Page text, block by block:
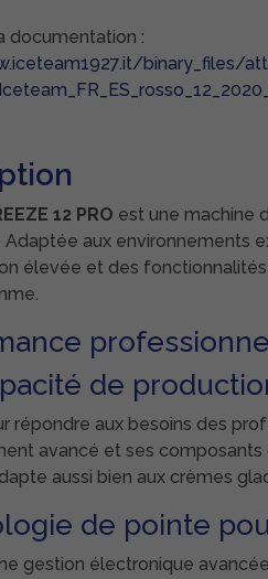
documentation :
binary_files/
12 PRO est une machine
aux environnements
élevée et des
de
répondre aux besoins des
avancé et ses
aussi bien aux crèmes
de pointe
gestion électronique